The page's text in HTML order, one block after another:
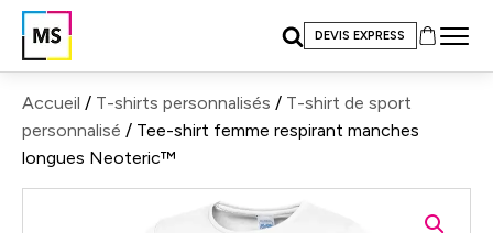
DEVIS EXPRESS
Accueil / T-shirts personnalisés / T-shirt de sport
personnalisé / Tee-shirt femme respirant manches
longues Neoteric™